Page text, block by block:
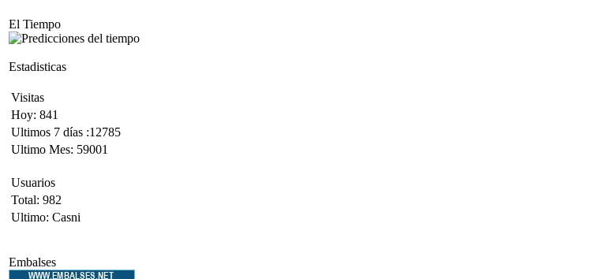
El Tiempo
Estadisticas
Visitas
Hoy: 841
Ultimos 7 días :12785
Ultimo Mes: 59001
Usuarios
Total: 982
Ultimo: Casni
Embalses